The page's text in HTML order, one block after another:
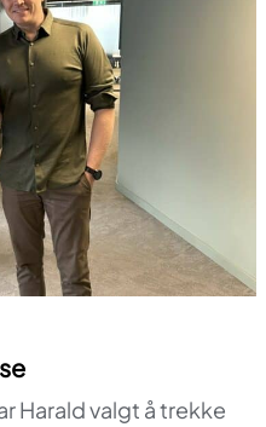
Harald valgt å trekke